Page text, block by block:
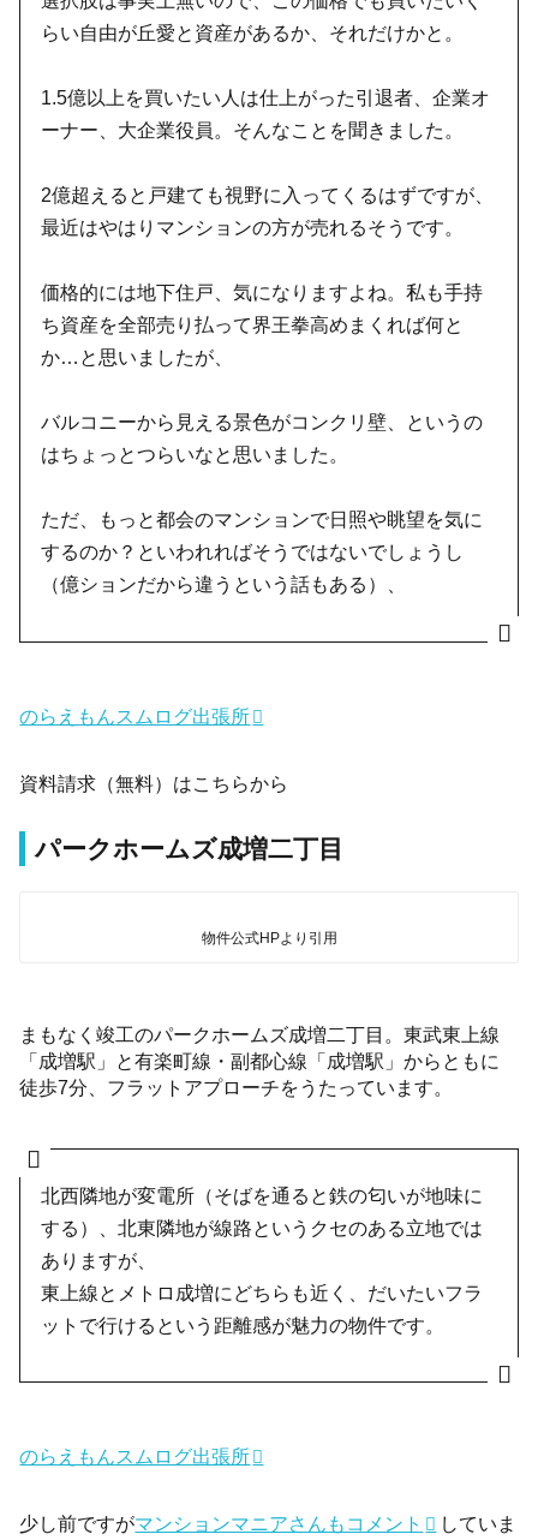
らい自由が丘愛と資産があるか、それだけかと。
1.5億以上を買いたい人は仕上がった引退者、企業オ
ーナー、大企業役員。そんなことを聞きました。
2億超えると戸建ても視野に入ってくるはずですが、
最近はやはりマンションの方が売れるそうです。
価格的には地下住戸、気になりますよね。私も手持
ち資産を全部売り払って界王拳高めまくれば何と
か…と思いましたが、
バルコニーから見える景色がコンクリ壁、というの
はちょっとつらいなと思いました。
ただ、もっと都会のマンションで日照や眺望を気に
するのか？といわれればそうではないでしょうし
（億ションだから違うという話もある）、
のらえもんスムログ出張所
資料請求（無料）はこちらから
パークホームズ成増二丁目
物件公式HPより引用
まもなく竣工のパークホームズ成増二丁目。東武東上線
「成増駅」と有楽町線・副都心線「成増駅」からともに
徒歩7分、フラットアプローチをうたっています。
北西隣地が変電所（そばを通ると鉄の匂いが地味に
する）、北東隣地が線路というクセのある立地では
ありますが、
東上線とメトロ成増にどちらも近く、だいたいフラ
ットで行けるという距離感が魅力の物件です。
のらえもんスムログ出張所
少し前ですがマンションマニアさんもコメント
していま